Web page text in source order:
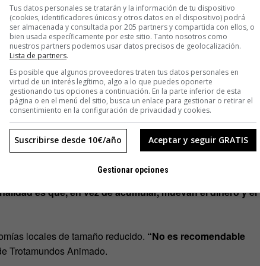
(si en tres meses no la utilizas, pierde un 10% de su valor) y
has usado, la pierdes)”, comenta. “Estas medidas favorecen
moneda cuando se genera actividad«.
migas en el mercadillo. Las devolví al cajero humano y
de un electricista, un masaje, una clase…Esa
tenemos ahí nuestra cuenta y un balance de las
La hora del cierre del mercado marca el fin de la validez
las monedas y ajusta las cuentas de cada uno en su
con una estética distinta para que los individuos no
es que, en vez de acumular, muevan el dinero y el
locales de tamaño reducido. “No es recomendable
Trotamundos Animado.
Tus datos personales se tratarán y la información de tu dispositivo
(cookies, identificadores únicos y otros datos en el dispositivo) podrá
ser almacenada y consultada por 205 partners y compartida con ellos, o
bien usada específicamente por este sitio. Tanto nosotros como
nuestros partners podemos usar datos precisos de geolocalización.
Lista de partners.
Es posible que algunos proveedores traten tus datos personales en
virtud de un interés legítimo, algo a lo que puedes oponerte
gestionando tus opciones a continuación. En la parte inferior de esta
página o en el menú del sitio, busca un enlace para gestionar o retirar el
consentimiento en la configuración de privacidad y cookies.
Aceptar y seguir GRATIS
Suscribirse desde 10€/año
Gestionar opciones